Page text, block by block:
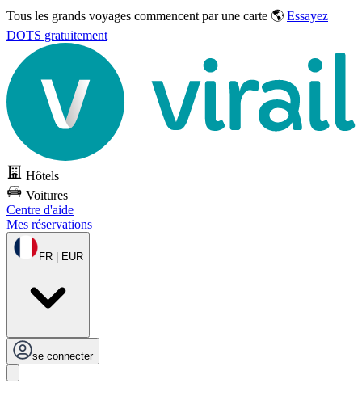
Tous les grands voyages commencent par une carte 🌎 Essayez
DOTS gratuitement
Hôtels
Voitures
Centre d'aide
Mes réservations
FR | EUR
se connecter